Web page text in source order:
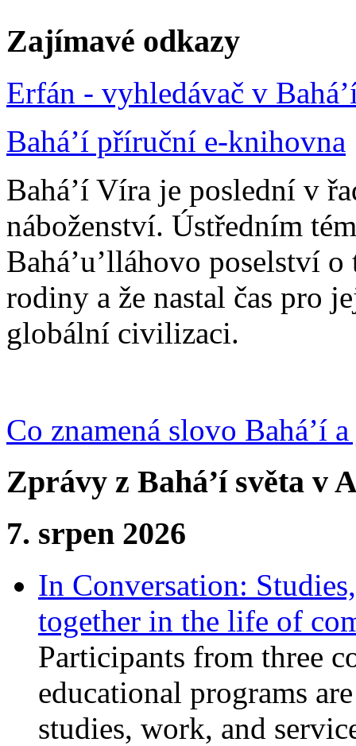
Zajímavé odkazy
Erfán - vyhledávač v
Bahá’í příruční e-knihovna
Bahá’í Víra je poslední v
náboženství. Ústředním
Bahá’u’lláhovo poselství
rodiny a že nastal čas pro
globální civilizaci.
Co znamená slovo Bahá’í
Zprávy z Bahá’í světa v
7. srpen 2026
In Conversation:
together in the life of
Participants from three
educational programs
studies, work, and